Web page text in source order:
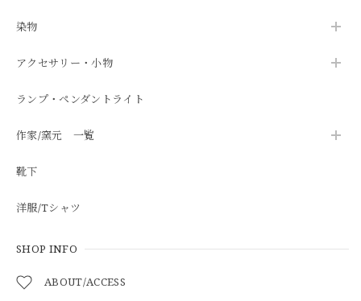
染物
アクセサリー・小物
ランプ・ペンダントライト
作家/窯元 一覧
靴下
洋服/Tシャツ
SHOP INFO
ABOUT/ACCESS